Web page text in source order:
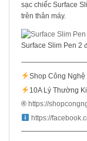
sạc chiếc Surface
trên thân máy.
Surface Slim Pen 2
-
Shop Công Nghệ
10A Lý Thường
®️ https://
https://